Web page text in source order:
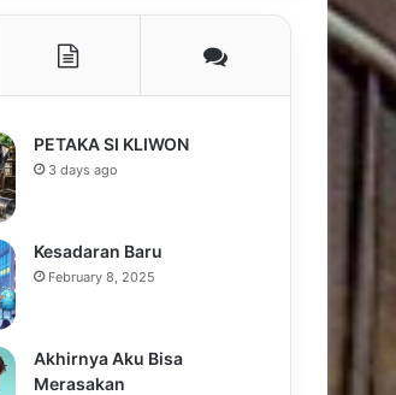
PETAKA SI KLIWON
3 days ago
Kesadaran Baru
February 8, 2025
Akhirnya Aku Bisa
Merasakan